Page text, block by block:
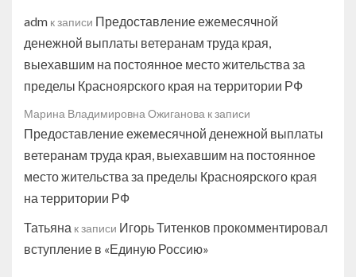
adm к записи Предоставление ежемесячной
денежной выплаты ветеранам труда края,
выехавшим на постоянное место жительства за
пределы Красноярского края на территории РФ
Марина Владимировна Ожиганова к записи
Предоставление ежемесячной денежной выплаты
ветеранам труда края, выехавшим на постоянное
место жительства за пределы Красноярского края
на территории РФ
Татьяна к записи Игорь Титенков прокомментировал
вступление в «Единую Россию»